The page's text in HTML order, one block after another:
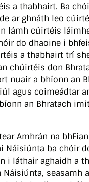
a thabhairt. Ba
ar ghnáth leo
lámh cúirtéis
do dhaoine i
a thabhairt trí
chúirtéis don
nuair a bhíonn an
agus coimeádtar
an Bhratach
Amhrán na
Náisiúnta ba chóir
i láthair aghaidh a
Náisiúnta, seasamh